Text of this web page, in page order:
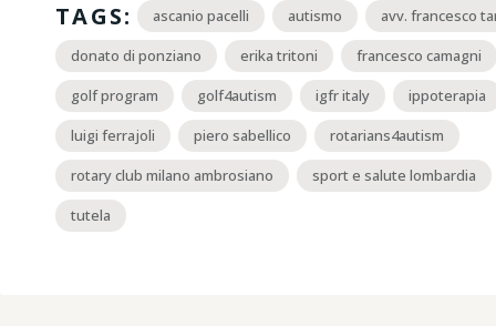
TAGS: ascanio pacelli autismo
avv. francesco
donato di ponziano
erika tritoni
francesco camagni
golf program
golf4autism igfr italy
ippoterapia
luigi ferrajoli
piero sabellico
rotarians4autism
rotary club milano ambrosiano
sport e salute lombardia
tutela